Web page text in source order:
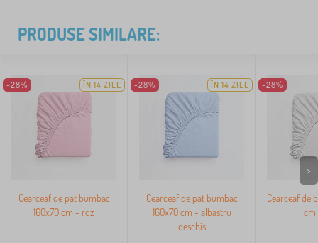
PRODUSE SIMILARE:
-28% ÎN 14 ZILE
Cearceaf de pat bumbac
160x70 cm - roz
-28% ÎN 14 ZILE
Cearceaf de pat bumbac
160x70 cm - albastru
deschis
-28%
Cearceaf de
cm
>